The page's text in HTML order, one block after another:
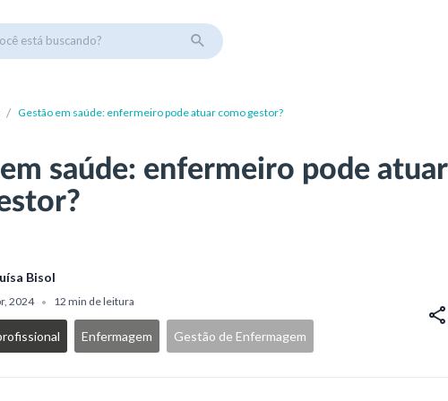
está buscando?
/ Gestão em saúde: enfermeiro pode atuar como gestor?
saúde: enfermeiro pode atuar
Bisol
2024 • 12 min de leitura
Enfermagem Gestão de Enfermagem